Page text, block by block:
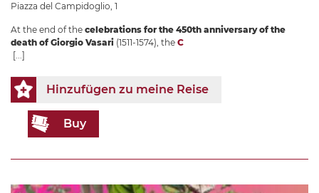
Piazza del Campidoglio, 1
At the end of the celebrations for the 450th anniversary of the
death of Giorgio Vasari (1511-1574), the C
[...]
Hinzufügen zu meine Reise
Buy